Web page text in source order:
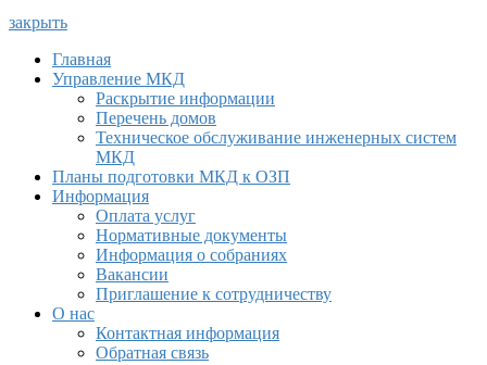
закрыть
Главная
Управление МКД
Раскрытие информации
Перечень домов
Техническое обслуживание инженерных систем
МКД
Планы подготовки МКД к ОЗП
Информация
Оплата услуг
Нормативные документы
Информация о собраниях
Вакансии
Приглашение к сотрудничеству
О нас
Контактная информация
Обратная связь